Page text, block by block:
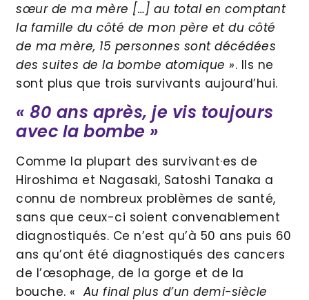
sœur de ma mère […] au total en comptant
la famille du côté de mon père et du côté
de ma mère, 15 personnes sont décédées
des suites de la bombe atomique ». Ils ne
sont plus que trois survivants aujourd’hui.
« 80 ans après, je vis toujours
avec la bombe »
Comme la plupart des survivant·es de
Hiroshima et Nagasaki, Satoshi Tanaka a
connu de nombreux problèmes de santé,
sans que ceux-ci soient convenablement
diagnostiqués. Ce n’est qu’à 50 ans puis 60
ans qu’ont été diagnostiqués des cancers
de l’œsophage, de la gorge et de la
bouche. « Au final plus d’un demi-siècle